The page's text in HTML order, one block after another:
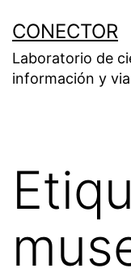
contenido
CONECTOR
Laboratorio de
información y